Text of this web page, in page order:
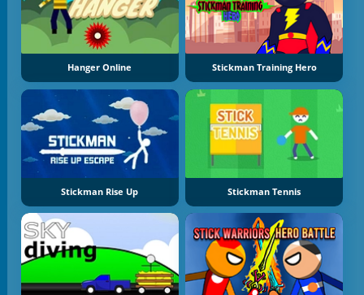
Hanger Online Stickman Training Hero
Stickman Rise Up Stickman Tennis